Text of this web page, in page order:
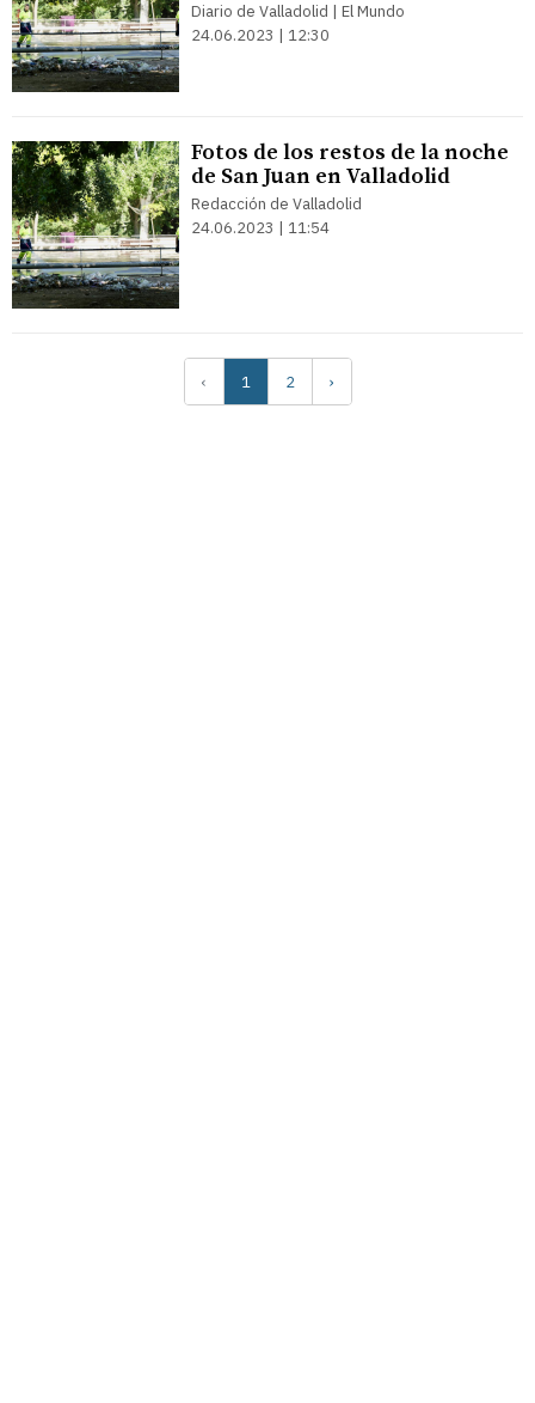
Diario de Valladolid | El Mundo
24.06.2023 | 12:30
Fotos de los restos de la noche
de San Juan en Valladolid
Redacción de Valladolid
24.06.2023 | 11:54
‹ 1 2 ›